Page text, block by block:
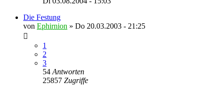
Die Festung
von Ephirnion » Do 20.03.2003 - 21:25
1
2
3
54 Antworten
25857 Zugriffe